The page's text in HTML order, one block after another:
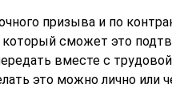
призыва и по
сможет это
вместе с
это можно лично или